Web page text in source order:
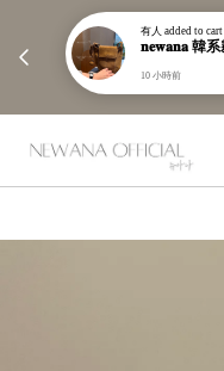
        【分享購物評價💬】贈$30元購物金
有人 added to cart
10 小時前